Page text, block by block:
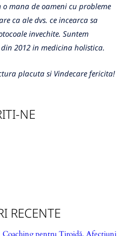
mana de oameni cu probleme
ca ale dvs. ce incearca sa
invechite. Suntem
2012 in medicina holistica.
placuta si Vindecare fericita!
NE
RECENTE
Coaching pentru Tiroidă, Afecțiuni